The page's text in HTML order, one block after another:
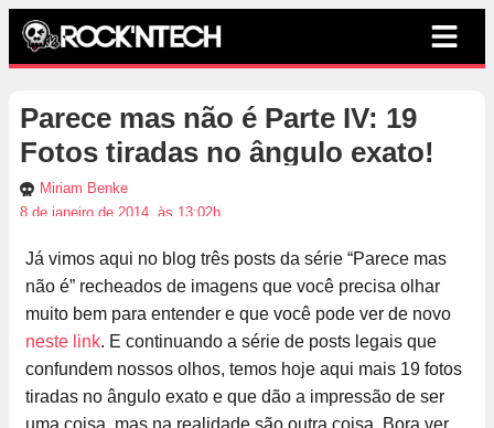
Parece mas não é Parte IV: 19
Fotos tiradas no ângulo exato!
Miriam Benke
8 de janeiro de 2014, às 13:02h
Já vimos aqui no blog três posts da série “Parece mas
não é” recheados de imagens que você precisa olhar
muito bem para entender e que você pode ver de novo
neste link. E continuando a série de posts legais que
confundem nossos olhos, temos hoje aqui mais 19 fotos
tiradas no ângulo exato e que dão a impressão de ser
uma coisa, mas na realidade são outra coisa. Bora ver